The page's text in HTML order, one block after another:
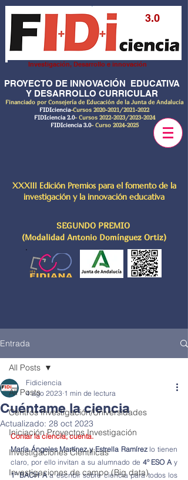
3.0
Investigación, Desarrollo e innovación
PROYECTO DE INNOVACIÓN EDUCATIVA
Y DESARROLLO CURRICULAR
Financiado por Consejería de Educación de la Junta de Andalucía
FIDIciencia-Cursos 2020-2021 /2021-2022
FIDIciencia 2.0- Cursos 2022-2023/2023-2024
FIDIciencia 3.0- Curso 2024-2025
XXXIII Edición Premios para el fomento de la
investigación y la innovación educativa
SEGUNDO PREMIO
(Modalidad Antonio Domínguez Ortiz)
Entrada
All Posts
Centros Investigación/Universidades
Iniciación Proyectos Investigación
Investigaciones Científicas
Investigaciones de campo (Big data)
All Posts
Cuéntame la ciencia
Fidiciencia
4 ago 2023 1 min de lectura
Actualizado: 28 oct 2023
Contar la ciencia, cuenta.
María Ángeles Martínez y Estrella Ramírez lo tienen
claro, por ello invitan a su alumnado de 4º ESO A
1º BACH A a escribir sobre ciencia para todos los